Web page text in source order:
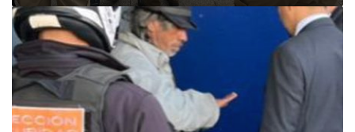
o
l
e
n
t
a
e
n
C
á
m
a
r
a
s